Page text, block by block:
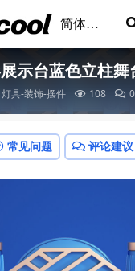
示台蓝色立柱舞
灯具-装饰-摆件 108 0
常见问题 评论建议